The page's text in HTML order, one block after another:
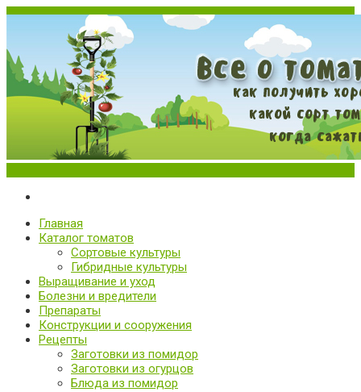
Все о томатах. Выращивание томатов. Сорта и рассада.
Выращивание и уход за томатами
Главная
Каталог томатов
Сортовые культуры
Гибридные культуры
Выращивание и уход
Болезни и вредители
Препараты
Конструкции и сооружения
Рецепты
Заготовки из помидор
Заготовки из огурцов
Блюда из помидор